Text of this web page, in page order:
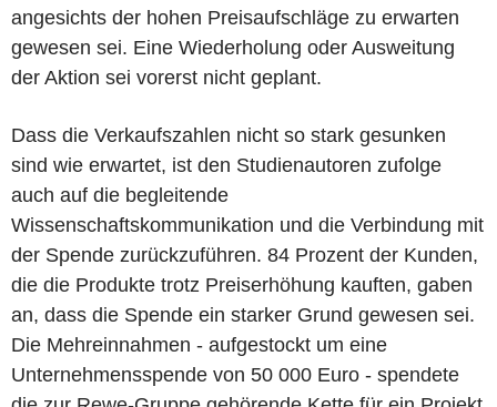
angesichts der hohen Preisaufschläge zu erwarten
gewesen sei. Eine Wiederholung oder Ausweitung
der Aktion sei vorerst nicht geplant.
Dass die Verkaufszahlen nicht so stark gesunken
sind wie erwartet, ist den Studienautoren zufolge
auch auf die begleitende
Wissenschaftskommunikation und die Verbindung mit
der Spende zurückzuführen. 84 Prozent der Kunden,
die die Produkte trotz Preiserhöhung kauften, gaben
an, dass die Spende ein starker Grund gewesen sei.
Die Mehreinnahmen - aufgestockt um eine
Unternehmensspende von 50 000 Euro - spendete